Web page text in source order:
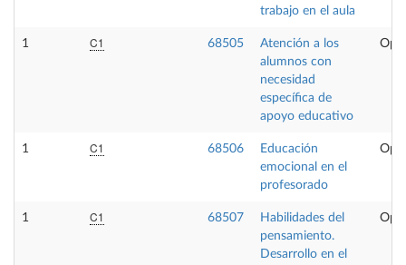
trabajo en el aula
1 C1 68505
Atención a los
alumnos con
necesidad
específica de
apoyo educativo
1 C1 68506
Educación
emocional en el
profesorado
1 C1 68507
Habilidades del
pensamiento.
Desarrollo en el